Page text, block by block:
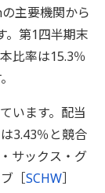
主要機関から
。第1四半期末
比率は15.3％
います。配当
3.43％と競合
サックス・グ
［SCHW］